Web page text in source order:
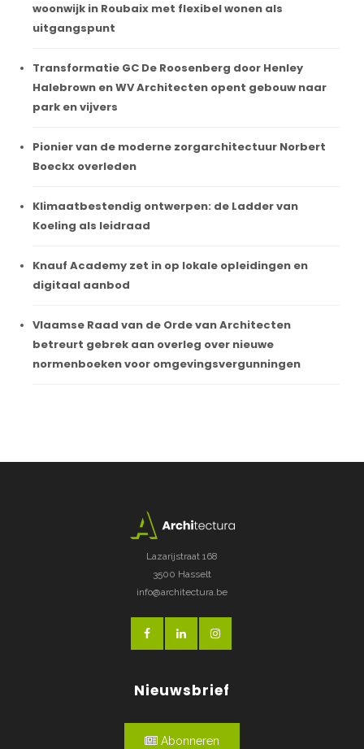
woonwijk in Roubaix met flexibel wonen als
uitgangspunt
Transformatie GC De Roosenberg door Henley
Halebrown en WV Architecten opent gebouw naar
park en vijvers
Pionier van de moderne zorgarchitectuur Norbert
Boeckx overleden
Klimaatbestendig ontwerpen: de Ladder van
Koeling als leidraad
Knauf Academy zet in op lokale opleidingen en
digitaal aanbod
Vlaamse Raad van de Orde van Architecten
betreurt gebrek aan overleg over nieuwe
normenboeken voor omgevingsvergunningen
Lazarijstraat 168
3500 Hasselt
info@architectura.be
Nieuwsbrief
Abonneren